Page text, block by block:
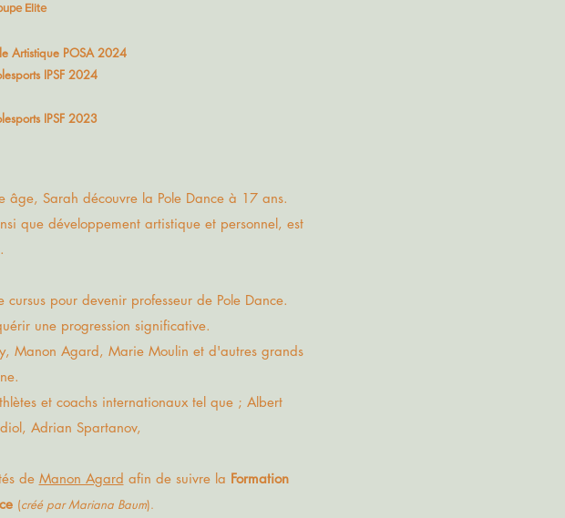
Elite
Artistique POSA 2024
IPSF 2024
IPSF 2023
âge, Sarah découvre la Pole Dance à 17 ans.
que développement artistique et personnel, est
pour devenir professeur de Pole Dance.
une progression significative.
Manon Agard, Marie Moulin et d'autres grands
et coachs internationaux tel que ; Albert
Adrian Spartanov,
de Manon Agard afin de suivre la Formation
(créé par Mariana Baum).